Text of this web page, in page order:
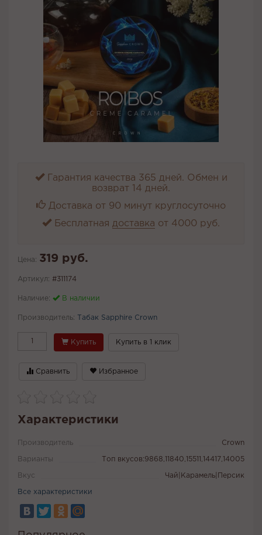
Гарантия качества 365 дней. Обмен и
возврат 14 дней.
Доставка от 90 минут круглосуточно
Бесплатная доставка от 4000 руб.
Цена: 319 руб.
Артикул: #311174
Наличие: В наличии
Производитель: Табак Sapphire Crown
Купить Купить в 1 клик
Сравнить Избранное
Характеристики
Производитель Crown
Варианты Топ вкусов:9868,11840,15511,14417,14005
Вкус Чай|Карамель|Персик
Все характеристики